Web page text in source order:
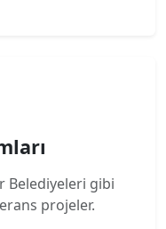
Belediyeleri gibi
projeler.